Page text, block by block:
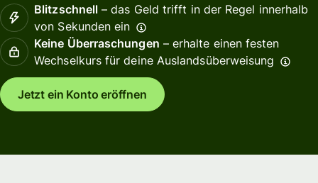
Blitzschnell – das Geld trifft in der Regel innerhalb
von Sekunden ein
Keine Überraschungen – erhalte einen festen
Wechselkurs für deine Auslandsüberweisung
Jetzt ein Konto eröffnen